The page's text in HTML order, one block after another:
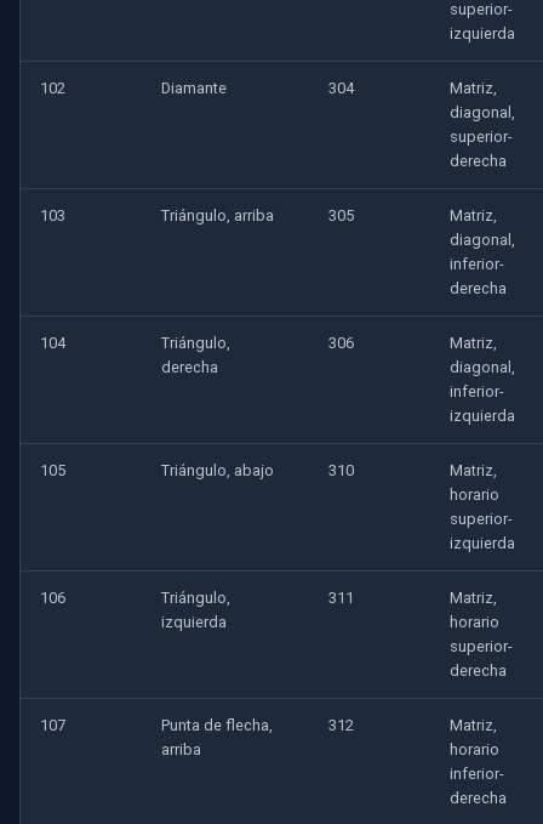
superior-
izquierda
102 Diamante 304
Matriz,
diagonal,
superior-
derecha
103 Triángulo, arriba 305
Matriz,
diagonal,
inferior-
derecha
104
Triángulo,
derecha
306
Matriz,
diagonal,
inferior-
izquierda
105 Triángulo, abajo 310
Matriz,
horario
superior-
izquierda
106
Triángulo,
izquierda
311
Matriz,
horario
superior-
derecha
107
Punta de flecha,
arriba
312
Matriz,
horario
inferior-
derecha